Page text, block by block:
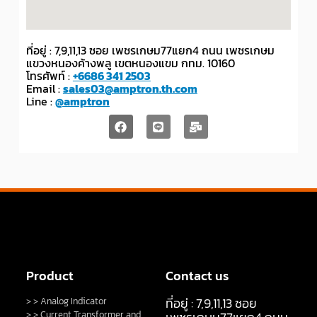
ที่อยู่ : 7,9,11,13 ซอย เพชรเกษม77แยก4 ถนน เพชรเกษม
แขวงหนองค้างพลู เขตหนองแขม กทม. 10160
โทรศัพท์ :+6686 341 2503
Email :sales03@amptron.th.com
Line :@amptron
Product
> > Analog Indicator
Contact us
ที่อยู่ : 7,9,11,13 ซอย